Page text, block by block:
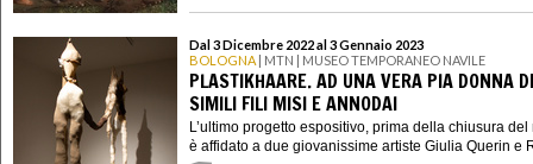
Dal 3 Dicembre 2022 al 3 Gennaio 2023
BOLOGNA | MTN | MUSEO TEMPORANEO NAVILE
PLASTIKHAARE. AD UNA VERA PIA DONNA
SIMILI FILI MISI E ANNODAI
L’ultimo progetto espositivo, prima della chiusura del
è affidato a due giovanissime artiste Giulia Querin e